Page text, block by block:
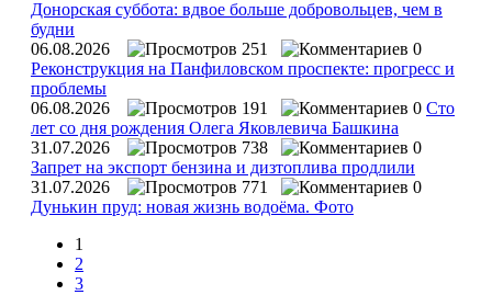
Донорская суббота: вдвое больше добровольцев, чем в
будни
06.08.2026
251
0
Реконструкция на Панфиловском проспекте: прогресс и
проблемы
06.08.2026
191 0 Сто
лет со дня рождения Олега Яковлевича Башкина
31.07.2026
738
0
Запрет на экспорт бензина и дизтоплива продлили
31.07.2026
771
0
Дунькин пруд: новая жизнь водоёма. Фото
1
2
3